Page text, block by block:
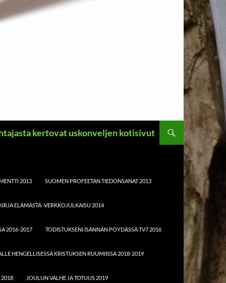
kertovat uskonveljen kotisivut
2013 SUOMEN PROFEETAN TIEDONSANAT 2013
ELÄMÄSTÄ -VERKKOJULKAISU 2014
2016-2017 TODISTUKSENI ISÄNNÄN PÖYDÄSSÄ TV7 2016
HENGELLISESSÄ KRISTUKSEN RUUMIISSA 2018-2019
2018 JOULUN VALHE JA TOTUUS 2019